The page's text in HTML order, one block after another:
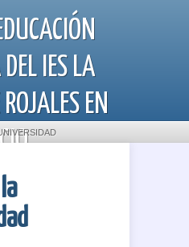
IES LA
EN